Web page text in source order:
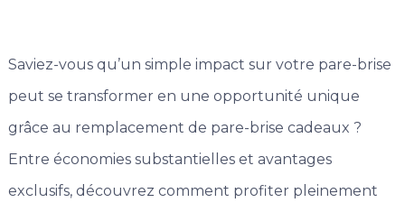
Saviez-vous qu’un simple impact sur votre pare-brise
peut se transformer en une opportunité unique
grâce au remplacement de pare-brise cadeaux ?
Entre économies substantielles et avantages
exclusifs, découvrez comment profiter pleinement